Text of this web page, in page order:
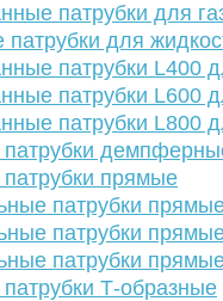
патрубки для
для
патрубки L400
патрубки L600
патрубки L800
прямые
патрубки
патрубки
патрубки
Т-образные